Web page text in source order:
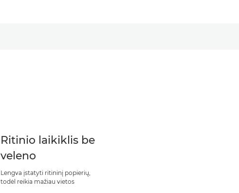
Ritinio laikiklis be
veleno
Lengva įstatyti ritininį popierių,
todėl reikia mažiau vietos